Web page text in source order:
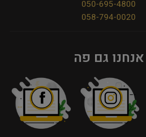
050-695-4800
058-794-0020
אנחנו גם פה